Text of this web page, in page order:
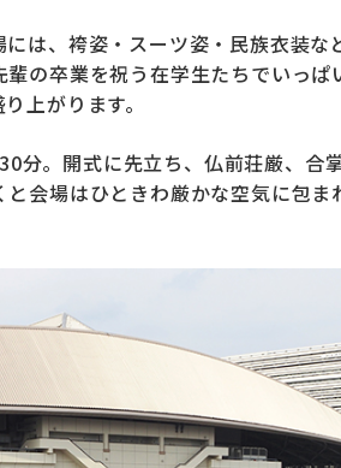
は、袴姿・スーツ姿・民族衣装な
の卒業を祝う在学生たちでいっぱ
上がります。
分。開式に先立ち、仏前荘厳、合
会場はひときわ厳かな空気に包ま